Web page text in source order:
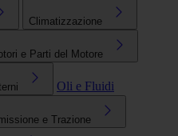
Climatizzazione
e Parti del Motore
Oli e Fluidi
e Trazione